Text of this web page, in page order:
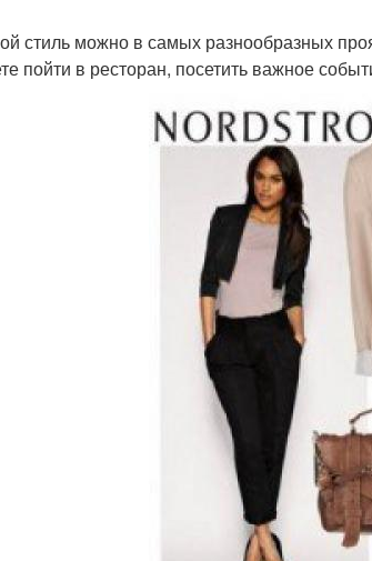
стиль можно в самых разнообразных
пойти в ресторан, посетить важное